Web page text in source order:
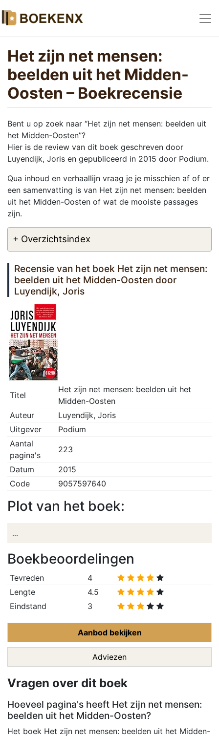
Het zijn net mensen:
beelden uit het Midden-
Oosten – Boekrecensie
Bent u op zoek naar “Het zijn net mensen: beelden uit
het Midden-Oosten”?
Hier is de review van dit boek geschreven door
Luyendijk, Joris en gepubliceerd in 2015 door Podium.
Qua inhoud en verhaallijn vraag je je misschien af of er
een samenvatting is van Het zijn net mensen: beelden
uit het Midden-Oosten of wat de mooiste passages
zijn.
+ Overzichtsindex
Recensie van het boek Het zijn net mensen:
beelden uit het Midden-Oosten door
Luyendijk, Joris
Titel
Het zijn net mensen: beelden uit het
Midden-Oosten
Auteur
Luyendijk, Joris
Uitgever
Podium
Aantal
pagina's
223
Datum
2015
Code
9057597640
Plot van het boek:
...
Boekbeoordelingen
Tevreden
4
Lengte
4.5
Eindstand
3
Aanbod bekijken
Adviezen
Vragen over dit boek
Hoeveel pagina's heeft Het zijn net mensen:
beelden uit het Midden-Oosten?
Het boek Het zijn net mensen: beelden uit het Midden-